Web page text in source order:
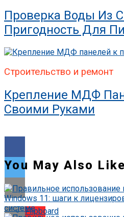
Проверка Воды Из
Пригодность Для
Строительство и ремонт
Крепление МДФ
Своими Руками
Flipboard
You May Also Like